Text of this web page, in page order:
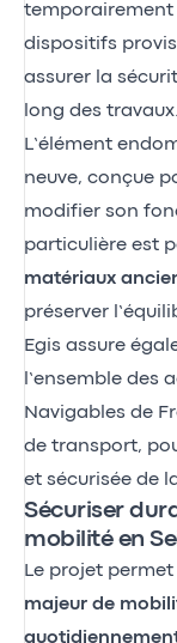
temporairement
dispositifs
assurer la
long des travaux.
L’élément
neuve, conçue
modifier son
particulière est
matériaux
préserver
Egis assure
l’ensemble des
Navigables de
de transport,
et sécurisée de
Sécuriser
mobilité en
Le projet permet
majeur de